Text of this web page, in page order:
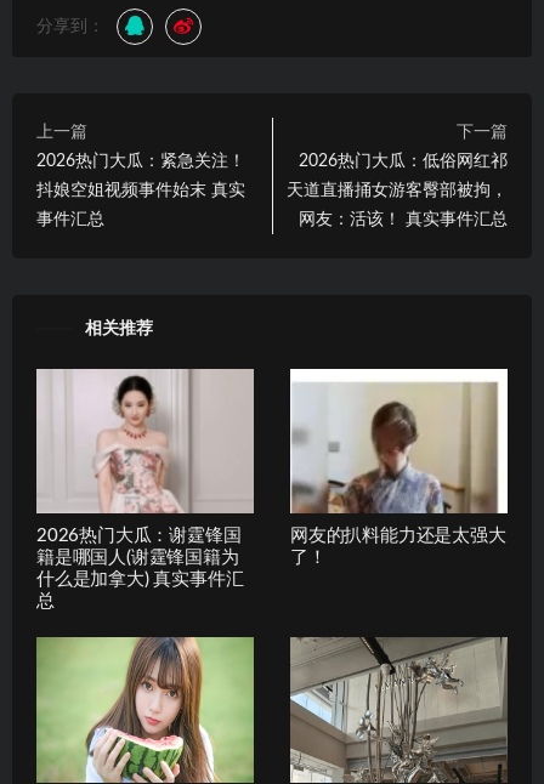
分享到：
上一篇
2026热门大瓜：紧急关注！
抖娘空姐视频事件始末 真实
事件汇总
下一篇
2026热门大瓜：低俗网红祁
天道直播捅女游客臀部被拘，
网友：活该！ 真实事件汇总
相关推荐
2026热门大瓜：谢霆锋国
籍是哪国人(谢霆锋国籍为
什么是加拿大) 真实事件汇
总
网友的扒料能力还是太强大
了！